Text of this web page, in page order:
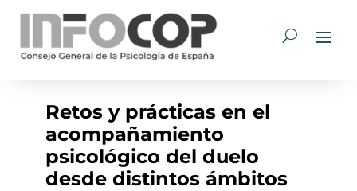
Retos y prácticas en el
acompañamiento
psicológico del duelo
desde distintos ámbitos